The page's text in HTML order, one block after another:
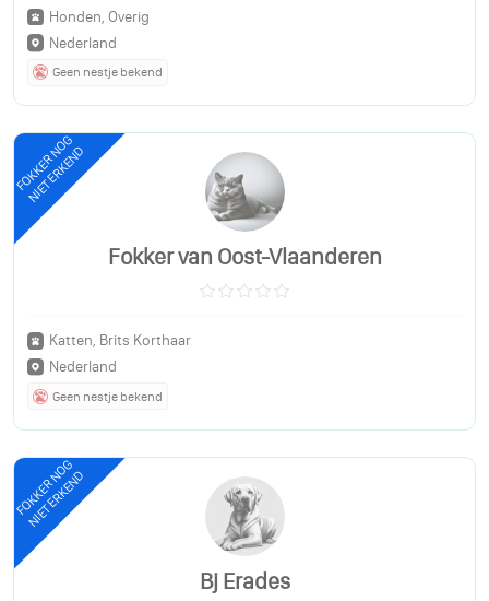
Honden, Overig
Nederland
Geen nestje bekend
FOKKER NOG
NIET ERKEND
Fokker van Oost-Vlaanderen
Katten, Brits Korthaar
Nederland
Geen nestje bekend
FOKKER NOG
NIET ERKEND
Bj Erades